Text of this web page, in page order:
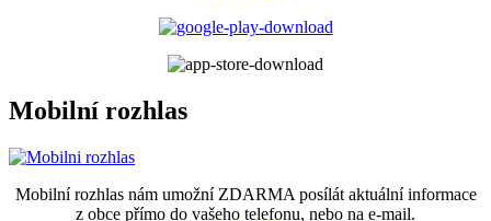
Mobilní rozhlas
Mobilní rozhlas nám umožní ZDARMA posílát aktuální informace
z obce přímo do vašeho telefonu, nebo na e-mail.